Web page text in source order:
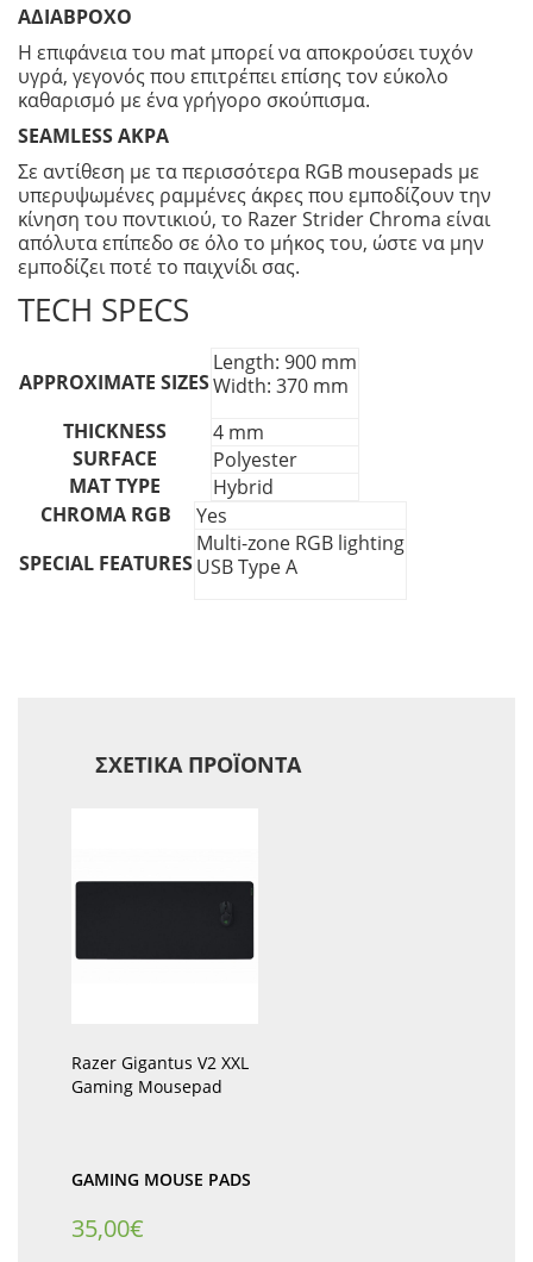
ΑΔΙΑΒΡΟΧΟ
Η επιφάνεια του mat μπορεί να αποκρούσει τυχόν
υγρά, γεγονός που επιτρέπει επίσης τον εύκολο
καθαρισμό με ένα γρήγορο σκούπισμα.
SEAMLESS ΑΚΡΑ
Σε αντίθεση με τα περισσότερα RGB mousepads με
υπερυψωμένες ραμμένες άκρες που εμποδίζουν την
κίνηση του ποντικιού, το Razer Strider Chroma είναι
απόλυτα επίπεδο σε όλο το μήκος του, ώστε να μην
εμποδίζει ποτέ το παιχνίδι σας.
TECH SPECS
APPROXIMATE SIZES
Length: 900 mm
Width: 370 mm
THICKNESS
4 mm
SURFACE
Polyester
MAT TYPE
Hybrid
CHROMA RGB
Yes
SPECIAL FEATURES
Multi-zone RGB lighting
USB Type A
ΣΧΕΤΙΚΆ ΠΡΟΪΌΝΤΑ
Razer Gigantus V2 XXL
Gaming Mousepad
GAMING MOUSE PADS
35,00€